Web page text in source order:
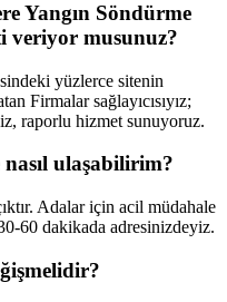
Yangın Söndürme
veriyor musunuz?
yüzlerce sitenin
Firmalar sağlayıcısıyız;
raporlu hizmet sunuyoruz.
ulaşabilirim?
Adalar için acil müdahale
60 dakikada adresinizdeyiz.